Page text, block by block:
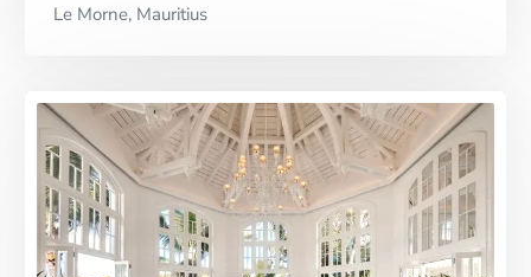
Le Morne, Mauritius